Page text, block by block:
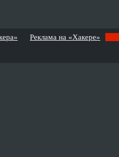
Реклама на «Хакере»